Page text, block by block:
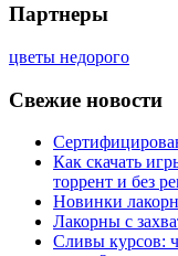
Партнеры
цветы недорого
Свежие новости
Как скачать
торрент и без
Новинки
Лакорны с
Сливы курсов: